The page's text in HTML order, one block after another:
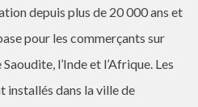
depuis plus de 20 000 ans et
pour les commerçants sur
l’Inde et l’Afrique. Les
installés dans la ville de